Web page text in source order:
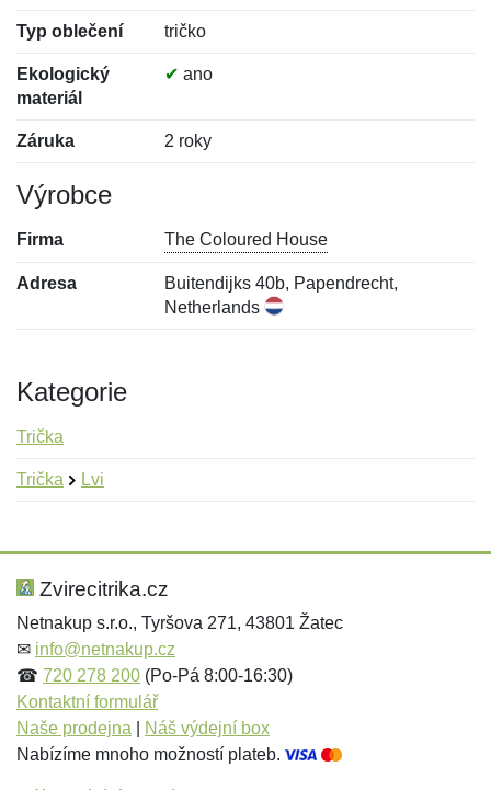
Typ oblečení tričko
Ekologický
materiál
✔ ano
Záruka 2 roky
Výrobce
Firma The Coloured House
Adresa
Buitendijks 40b, Papendrecht,
Netherlands
Kategorie
Trička
Trička Lvi
Hodnocení:
Jméno: *
Jméno:
E-mail:*
Zvirecitrika.cz
Netnakup s.r.o., Tyršova 271, 43801 Žatec
✉ info@netnakup.cz
☎ 720 278 200 (Po-Pá 8:00-16:30)
Kontaktní formulář
Naše prodejna
Náš výdejní box
Nabízíme mnoho možností plateb.